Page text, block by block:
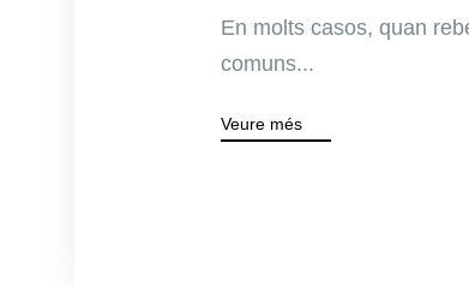
En molts casos, quan
comuns...
Veure més